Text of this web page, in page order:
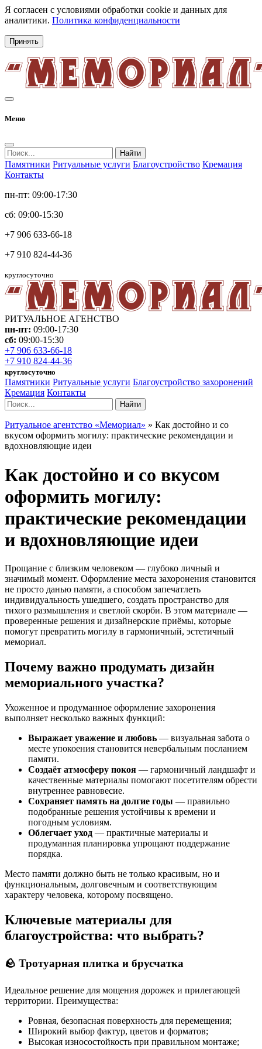
Я согласен с условиями обработки cookie и данных для
аналитики. Политика конфиденциальности
Принять
Меню
Найти
Памятники Ритуальные услуги Благоустройство Кремация
Контакты
пн-пт: 09:00-17:30
сб: 09:00-15:30
+7 906 633-66-18
+7 910 824-44-36
круглосуточно
РИТУАЛЬНОЕ АГЕНСТВО
пн-пт: 09:00-17:30
сб: 09:00-15:30
+7 906 633-66-18
+7 910 824-44-36
круглосуточно
Памятники Ритуальные услуги Благоустройство захоронений
Кремация Контакты
Найти
Ритуальное агентство «Мемориал» » Как достойно и со
вкусом оформить могилу: практические рекомендации и
вдохновляющие идеи
Как достойно и со вкусом
оформить могилу:
практические рекомендации
и вдохновляющие идеи
Прощание с близким человеком — глубоко личный и
значимый момент. Оформление места захоронения становится
не просто данью памяти, а способом запечатлеть
индивидуальность ушедшего, создать пространство для
тихого размышления и светлой скорби. В этом материале —
проверенные решения и дизайнерские приёмы, которые
помогут превратить могилу в гармоничный, эстетичный
мемориал.
Почему важно продумать дизайн
мемориального участка?
Ухоженное и продуманное оформление захоронения
выполняет несколько важных функций:
Выражает уважение и любовь — визуальная забота о
месте упокоения становится невербальным посланием
памяти.
Создаёт атмосферу покоя — гармоничный ландшафт и
качественные материалы помогают посетителям обрести
внутреннее равновесие.
Сохраняет память на долгие годы — правильно
подобранные решения устойчивы к времени и
погодным условиям.
Облегчает уход — практичные материалы и
продуманная планировка упрощают поддержание
порядка.
Место памяти должно быть не только красивым, но и
функциональным, долговечным и соответствующим
характеру человека, которому посвящено.
Ключевые материалы для
благоустройства: что выбрать?
🪨 Тротуарная плитка и брусчатка
Идеальное решение для мощения дорожек и прилегающей
территории. Преимущества:
Ровная, безопасная поверхность для перемещения;
Широкий выбор фактур, цветов и форматов;
Высокая износостойкость при правильном монтаже;